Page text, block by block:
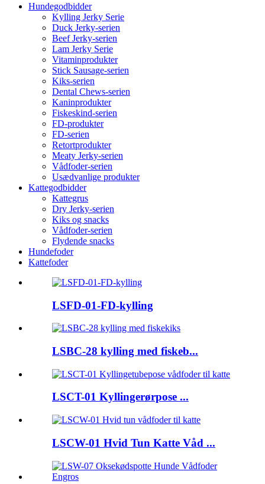
Hundegodbidder
Kylling Jerky Serie
Duck Jerky-serien
Beef Jerky-serien
Lam Jerky Serie
Vitaminprodukter
Stick Sausage-serien
Kiks-serien
Dental Chews-serien
Kaninprodukter
Fiskeskind-serien
FD-produkter
FD-serien
Retortprodukter
Meaty Jerky-serien
Vådfoder-serien
Usædvanlige produkter
Kattegodbidder
Kattegrus
Dry Jerky-serien
Kiks og snacks
Vådfoder-serien
Flydende snacks
Hundefoder
Kattefoder
LSFD-01-FD-kylling
LSBC-28 kylling med fiskeb...
LSCT-01 Kyllingerørpose ...
LSCW-01 Hvid Tun Katte Våd ...